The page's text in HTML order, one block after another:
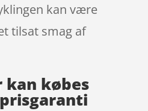
kan være
tilsat smag af
kan købes